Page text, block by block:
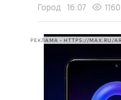
Город 16:07 1160
РЕКЛАМА • HTTPS://MAX.RU/